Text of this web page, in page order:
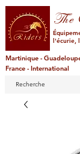
The
l'écurie,
Martinique -
France - International